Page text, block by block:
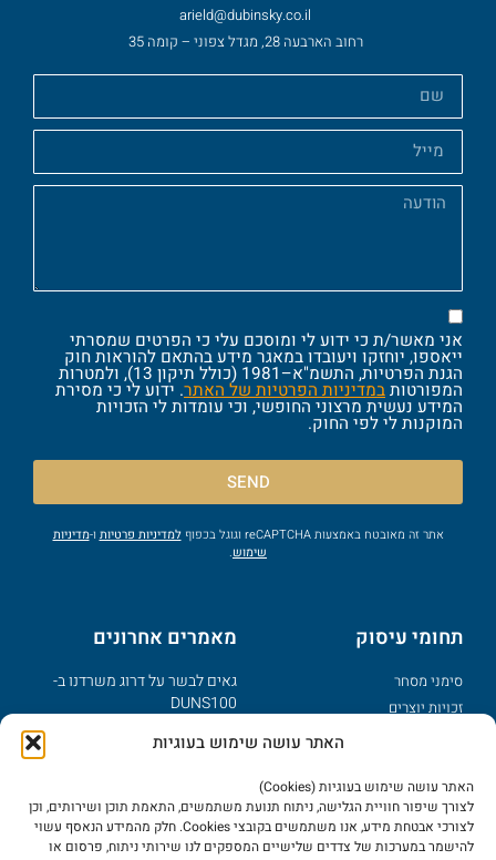
האתר עושה שימוש בעוגיות
האתר עושה שימוש בעוגיות (Cookies)
לצורך שיפור חוויית הגלישה, ניתוח תנועת משתמשים, התאמת תוכן ושירותים, וכן
לצורכי אבטחת מידע, אנו משתמשים בקובצי Cookies. חלק מהמידע הנאסף עשוי
להישמר במערכות של צדדים שלישיים המספקים לנו שירותי ניתוח, פרסום או
מאמרים אחרונים
גאים לבשר על דרוג משרדנו ב-
DUNS100
מזל טוב – נולד לך מותג
יישוב מחלוקות בשמות מתחם
בינ"ל דומיינים כלליים ו-UDRP
תחומי עיסוק
סימני מסחר
זכויות יוצרים
סודות מסחריים
עוולות מסחריות
arield@dubinsky.co.il
רחוב הארבעה 28, מגדל צפוני – קומה 35
אני מאשר/ת כי ידוע לי ומוסכם עלי כי הפרטים שמסרתי
ייאספו, יוחזקו ויעובדו במאגר מידע בהתאם להוראות חוק
הגנת הפרטיות, התשמ"א–1981 (כולל תיקון 13), ולמטרות
המפורטותבמדיניות הפרטיות של האתר. ידוע לי כי מסירת
המידע נעשית מרצוני החופשי, וכי עומדות לי הזכויות
המוקנות לי לפי החוק.
SEND
אתר זה מאובטח באמצעות reCAPTCHA וגוגל בכפוף למדיניות פרטיות ו-מדיניות
שימוש.